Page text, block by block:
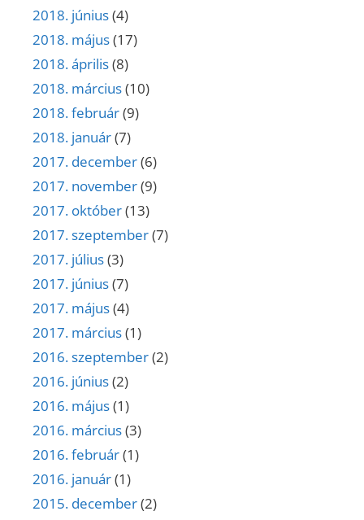
2018. június(4)
2018. május(17)
2018. április(8)
2018. március(10)
2018. február(9)
2018. január(7)
2017. december(6)
2017. november(9)
2017. október(13)
2017. szeptember(7)
2017. július(3)
2017. június(7)
2017. május(4)
2017. március(1)
2016. szeptember(2)
2016. június(2)
2016. május(1)
2016. március(3)
2016. február(1)
2016. január(1)
2015. december(2)